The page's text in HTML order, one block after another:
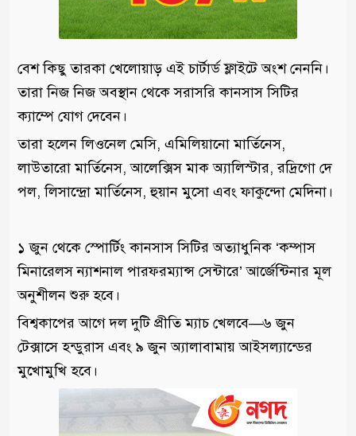
বেশ কিছু তারকা খেলোয়াড় এই চার্টার্ড ফ্লাইটে অংশ নেননি।
তারা নিজ নিজ অবস্থান থেকে সরাসরি কানসাস সিটির
ক্যাম্পে যোগ দেবেন।
তারা হলেন লিওনেল মেসি, এমিলিয়ানো মার্তিনেস,
লাউতারো মার্তিনেস, আলেক্সিস মাক অ্যালিস্টার, রদ্রিগো দে
পল, লিসান্দ্রো মার্তিনেস, হুয়ান মুসো এবং ফাকুন্দো মেদিনা।
১ জুন থেকে স্পোর্টিং কানসাস সিটির অত্যাধুনিক ‘কম্পাস
মিনারেলস ন্যাশনাল পারফরম্যান্স সেন্টারে’ আর্জেন্টিনার মূল
অনুশীলন শুরু হবে।
বিশ্বকাপের আগে দল দুটি প্রীতি ম্যাচ খেলবে—৬ জুন
টেক্সাসে হন্ডুরাস এবং ৯ জুন অ্যালাবামায় আইসল্যান্ডের
মুখোমুখি হবে।